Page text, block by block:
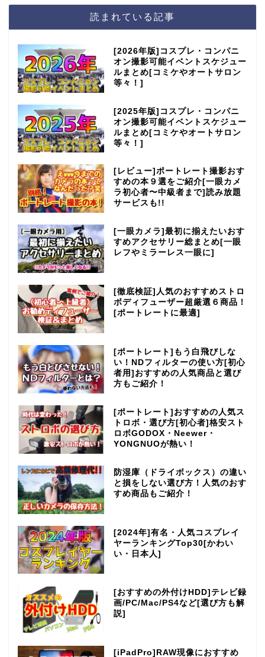
読まれている記事
[2026年版]コスプレ・コンパニ
オン撮影可能イベントスケジュー
ルまとめ[コミケやオートサロン
等々！]
[2025年版]コスプレ・コンパニ
オン撮影可能イベントスケジュー
ルまとめ[コミケやオートサロン
等々！]
[レビュー]ポートレート撮影おす
すめの本９選をご紹介[一眼カメ
ラ初心者〜中級者まで]読み放題
サービスも!!
[一眼カメラ]最初に揃えたいおす
すめアクセサリー総まとめ[一眼
レフやミラーレス一眼に]
[徹底検証]人気のおすすめストロ
ボディフューザー超厳選６商品！
[ポートレートに最適]
[ポートレート]もう白飛びしな
い！NDフィルターの使い方[初心
者用]おすすめの人気商品と選び
方もご紹介！
[ポートレート]おすすめの人気ス
トロボ・選び方[初心者]格安スト
ロボGODOX・Neewer・
YONGNUOが熱い！
防湿庫（ドライボックス）の違い
と損をしない選び方！人気のおす
すめ商品もご紹介！
[2024年]有名・人気コスプレイ
ヤーランキングTop30[かわい
い・日本人]
[おすすめの外付けHDD]テレビ録
画/PC/Mac/PS4など[選び方も解
説]
[iPadPro]RAW現像におすすめ